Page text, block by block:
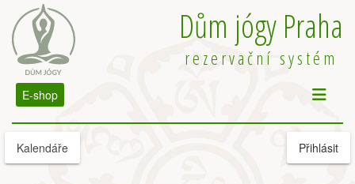
Dům jógy Praha
rezervační systém
E-shop
Kalendáře Přihlásit